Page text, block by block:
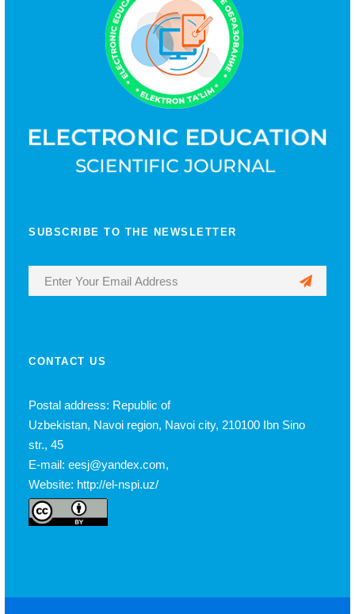
SUBSCRIBE TO THE NEWSLETTER
CONTACT US
Postal address: Republic of
Uzbekistan, Navoi region, Navoi city, 210100 Ibn Sino
str., 45
E-mail: eesj@yandex.com,
Website: http://el-nspi.uz/